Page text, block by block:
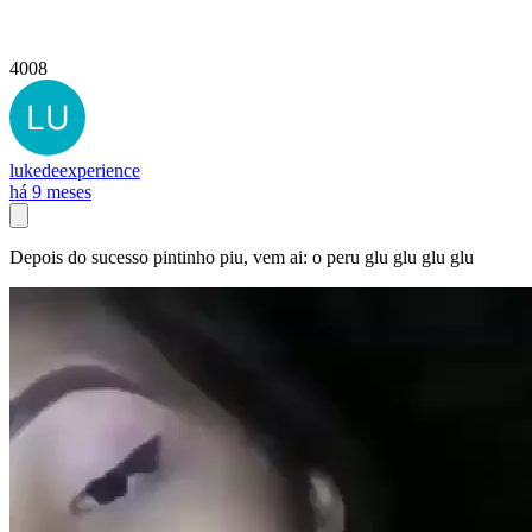
4008
lukedeexperience
há 9 meses
Depois do sucesso pintinho piu, vem ai: o peru glu glu glu glu